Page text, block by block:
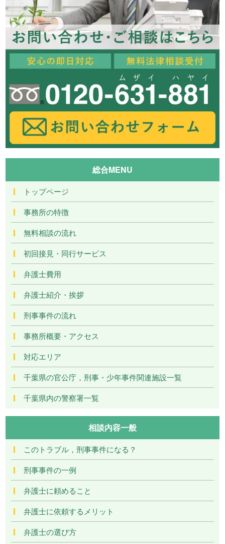
総合MENU
トップページ
事務所の特徴
無料相談の流れ
初回接見・同行サービス
弁護士費用
弁護士紹介・挨拶
刑事事件の流れ
事務所概要・アクセス
対応エリア
千葉県の官公庁，刑事・少年事件関連施設一覧
千葉県内の警察署一覧
相談内容一般
このトラブル，刑事事件になる？
刑事事件の一例
弁護士に頼めること
弁護士に依頼するメリット
弁護士の選び方